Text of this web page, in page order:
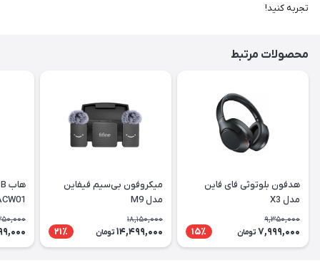
تجربه کنید!
محصولات مرتبط
هدفون بلوتوثی فای فاین
مدل X3
9,350,000
7,999,000 تومان 15٪
میکروفون بی‌سیم فیفاین
مدل M9
18,150,000
14,499,000 تومان 21٪